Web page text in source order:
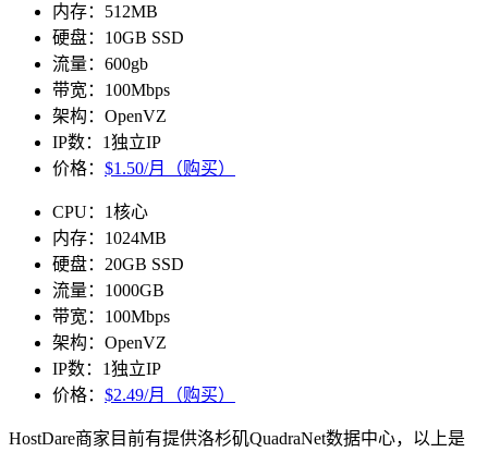
内存：512MB
硬盘：10GB SSD
流量：600gb
带宽：100Mbps
架构：OpenVZ
IP数：1独立IP
价格： $1.50/月（购买）
CPU：1核心
内存：1024MB
硬盘：20GB SSD
流量：1000GB
带宽：100Mbps
架构：OpenVZ
IP数：1独立IP
价格： $2.49/月（购买）
HostDare商家目前有提供洛杉矶QuadraNet数据中心，以上是